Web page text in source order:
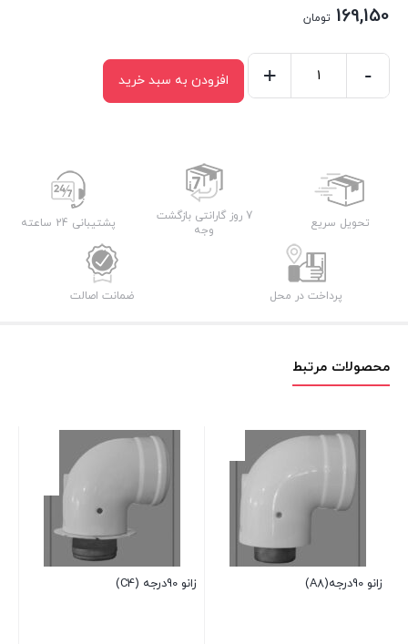
اصلی:169,150 تومان
فعلی:
169,150 تومان.
-
+ افزودن به سبد خرید
تحویل سریع
7 روز گارانتی بازگشت
وجه
پشتیبانی 24 ساعته
پرداخت در محل ضمانت اصالت
محصولات مرتبط
زانو 90درجه(A8) زانو 90درجه (C4)